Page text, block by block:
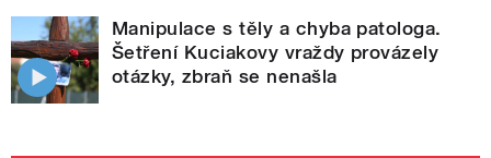
Manipulace s těly a chyba patologa.
Šetření Kuciakovy vraždy provázely
otázky, zbraň se nenašla